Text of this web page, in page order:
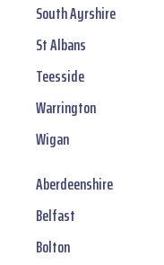
South Ayrshire
St Albans
Teesside
Warrington
Wigan
Aberdeenshire
Belfast
Bolton